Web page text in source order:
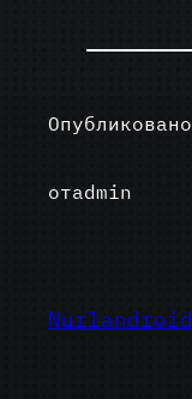
Опубликовано
отadmin
Nurlandroid